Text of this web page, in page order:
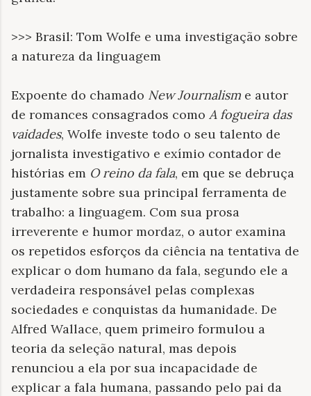
>>> Brasil: Tom Wolfe e uma investigação sobre
a natureza da linguagem
Expoente do chamado New Journalism e autor
de romances consagrados como A fogueira das
vaidades, Wolfe investe todo o seu talento de
jornalista investigativo e exímio contador de
histórias em O reino da fala, em que se debruça
justamente sobre sua principal ferramenta de
trabalho: a linguagem. Com sua prosa
irreverente e humor mordaz, o autor examina
os repetidos esforços da ciência na tentativa de
explicar o dom humano da fala, segundo ele a
verdadeira responsável pelas complexas
sociedades e conquistas da humanidade. De
Alfred Wallace, quem primeiro formulou a
teoria da seleção natural, mas depois
renunciou a ela por sua incapacidade de
explicar a fala humana, passando pelo pai da